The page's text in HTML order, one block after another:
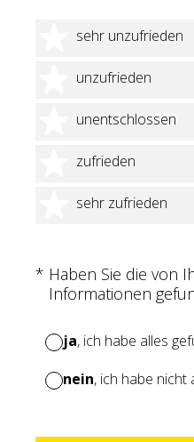
sehr unzufrieden
1 Stern
unzufrieden
2 Sterne
unentschlossen
3 Sterne
zufrieden
4 Sterne
sehr zufrieden
5 Sterne
* Haben Sie die von
Informationen
(Erforderlich.)
ja, ich habe alles
nein, ich habe nicht